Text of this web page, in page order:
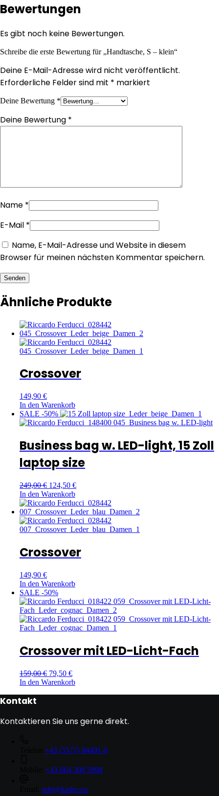
Bewertungen
Es gibt noch keine Bewertungen.
Schreibe die erste Bewertung für „Handtasche, S – klein“
Deine E-Mail-Adresse wird nicht veröffentlicht.
Erforderliche Felder sind mit * markiert
Deine Bewertung *
Deine Bewertung *
Name *
E-Mail *
Name, E-Mail-Adresse und Website in diesem
Browser für meinen nächsten Kommentar speichern.
Senden
Ähnliche Produkte
Crossover
149,90 €
In den Warenkorb
SALE -50%
Business bag w. LED-light, 15 Zoll
laptop size
249,00€ 124,50 €
In den Warenkorb
Crossover
149,90 €
In den Warenkorb
SALE -50%
Crossover mit LED-Licht-Fach
159,00€ 79,50 €
In den Warenkorb
Kontakt
Kontaktieren Sie uns gerne direkt.
+43 (5577) 84491-0
+43 664 308 5098
info@kadro.eu